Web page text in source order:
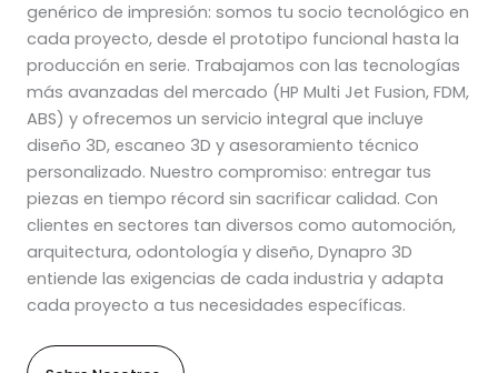
genérico de impresión: somos tu socio tecnológico en
cada proyecto, desde el prototipo funcional hasta la
producción en serie. Trabajamos con las tecnologías
más avanzadas del mercado (HP Multi Jet Fusion, FDM,
ABS) y ofrecemos un servicio integral que incluye
diseño 3D, escaneo 3D y asesoramiento técnico
personalizado. Nuestro compromiso: entregar tus
piezas en tiempo récord sin sacrificar calidad. Con
clientes en sectores tan diversos como automoción,
arquitectura, odontología y diseño, Dynapro 3D
entiende las exigencias de cada industria y adapta
cada proyecto a tus necesidades específicas.